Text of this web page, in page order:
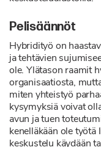
Pelisäännöt
Hybridityö on
ja tehtävien
ole. Ylätason raamit
organisaatiosta,
miten yhteistyö
kysymyksiä voivat
avun ja tuen
kenelläkään ole
keskustelu käydään